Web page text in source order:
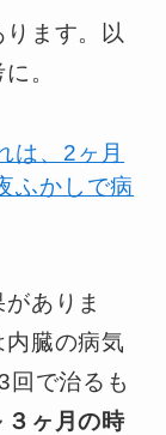
ます。以
。
は、2ヶ月
ふかしで病
ありま
臓の病気
回で治るも
３ヶ月の時